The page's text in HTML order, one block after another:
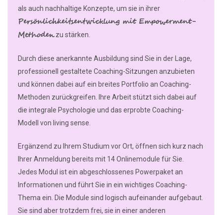
als auch nachhaltige Konzepte, um sie in ihrer
Persönlichkeitsentwicklung mit Empowerment-
Methodenzu stärken.
Durch diese anerkannte Ausbildung sind Sie in der Lage,
professionell gestaltete Coaching-Sitzungen anzubieten
und können dabei auf ein breites Portfolio an Coaching-
Methoden zurückgreifen. Ihre Arbeit stützt sich dabei auf
die integrale Psychologie und das erprobte Coaching-
Modell von living sense.
Ergänzend zu Ihrem Studium vor Ort, öffnen sich kurz nach
Ihrer Anmeldung bereits mit 14 Onlinemodule für Sie.
Jedes Modul ist ein abgeschlossenes Powerpaket an
Informationen und führt Sie in ein wichtiges Coaching-
Thema ein. Die Module sind logisch aufeinander aufgebaut.
Sie sind aber trotzdem frei, sie in einer anderen